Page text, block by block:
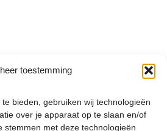
toestemming
bieden, gebruiken wij technologieën
over je apparaat op te slaan en/of
stemmen met deze technologieën